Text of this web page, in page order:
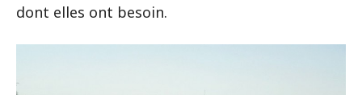
dont elles ont besoin.